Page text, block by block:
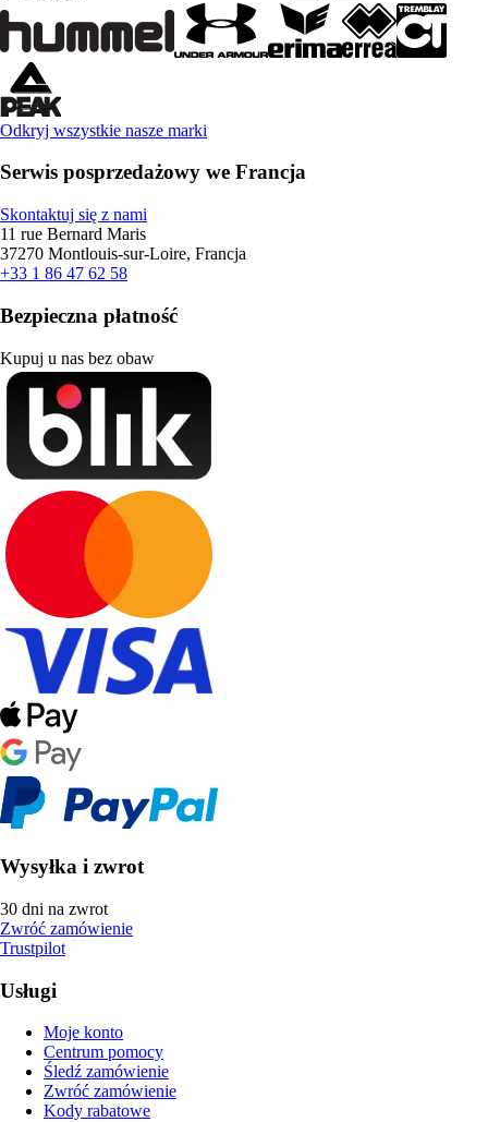
Odkryj wszystkie nasze marki
Serwis posprzedażowy we Francja
Skontaktuj się z nami
11 rue Bernard Maris
37270 Montlouis-sur-Loire, Francja
+33 1 86 47 62 58
Bezpieczna płatność
Kupuj u nas bez obaw
Wysyłka i zwrot
30 dni na zwrot
Zwróć zamówienie
Trustpilot
Usługi
Moje konto
Centrum pomocy
Śledź zamówienie
Zwróć zamówienie
Kody rabatowe